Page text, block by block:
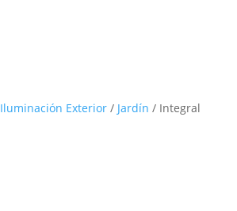
Iluminación Exterior/ Jardín / Integral